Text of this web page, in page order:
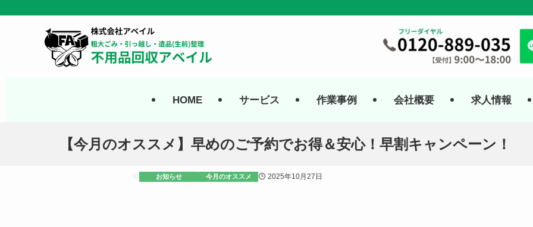
HOME サービス 作業事例 会社概要 求人情報
【今月のオススメ】早めのご予約でお得＆安心！早割キャンペーン！
お知らせ 今月のオススメ 2025年10月27日